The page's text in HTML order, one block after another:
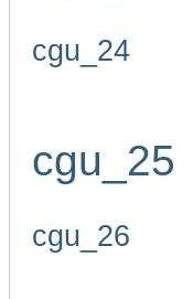
cgu_24
cgu_25
cgu_26